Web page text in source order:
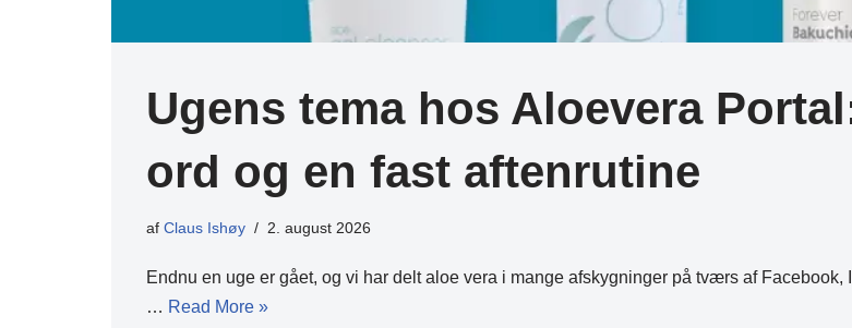
Ugens tema hos Aloevera
ord og en fast aftenrutine
af Claus Ishøy 2. august 2026
Endnu en uge er gået, og vi har delt aloe vera i mange afskygninger på tværs af
… Read More »